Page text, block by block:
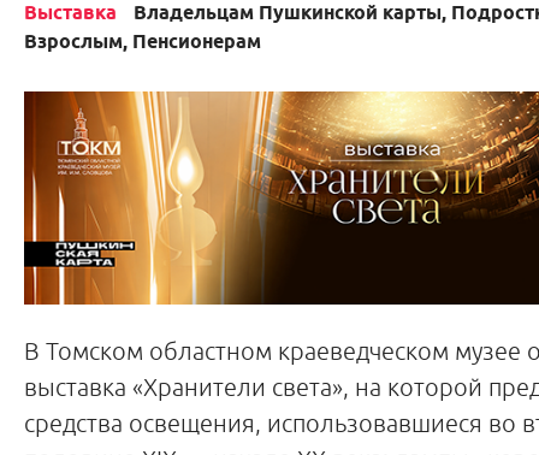
Выставка
Владельцам Пушкинской карты,
Взрослым, Пенсионерам
В Томском областном краеведческом музее
выставка «Хранители света», на которой
средства освещения, использовавшиеся во